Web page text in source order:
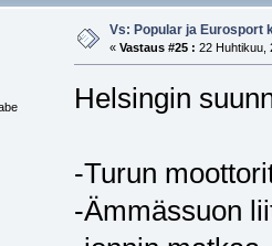
Vs: Popular ja Eurosport
« Vastaus #25 : 22 Huhtikuu,
Helsingin
-Turun
-Ämmässuon